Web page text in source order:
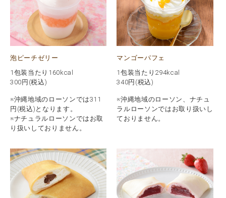
泡ピーチゼリー
1包装当たり160kcal
300 円(税込)
※沖縄地域のローソンでは311
円(税込)となります。
※ナチュラルローソンではお取
り扱いしておりません。
マンゴーパフェ
1包装当たり294kcal
340円(税込)
※沖縄地域のローソン、ナチュ
ラルローソンではお取り扱いし
ておりません。